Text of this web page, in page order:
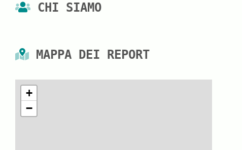
CHI SIAMO
MAPPA DEI REPORT
+
−